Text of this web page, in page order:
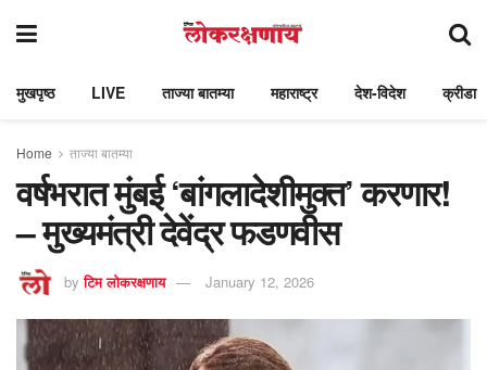
मुखपृष्ठ LIVE ताज्या बातम्या महाराष्ट्र देश-विदेश क्रीडा
Home ताज्या बातम्या
वर्षभरात मुंबई ‘बांगलादेशीमुक्त’ करणार!
– मुख्यमंत्री देवेंद्र फडणवीस
by टिम लोकरक्षणाय January 12, 2026